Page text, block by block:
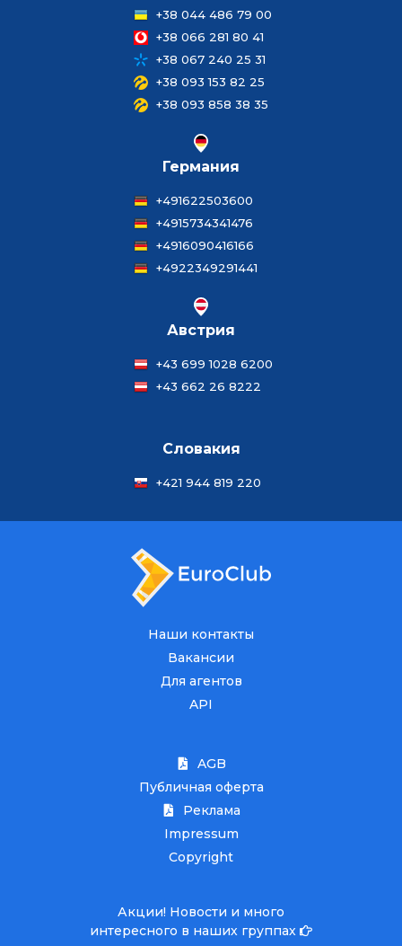
+38 044 486 79 00
+38 066 281 80 41
+38 067 240 25 31
+38 093 153 82 25
+38 093 858 38 35
Германия
+491622503600
+4915734341476
+4916090416166
+4922349291441
Австрия
+43 699 1028 6200
+43 662 26 8222
Словакия
+421 944 819 220
Наши контакты
Вакансии
Для агентов
API
AGB
Публичная оферта
Реклама
Impressum
Copyright
Акции! Новости и много
интересного в наших группах